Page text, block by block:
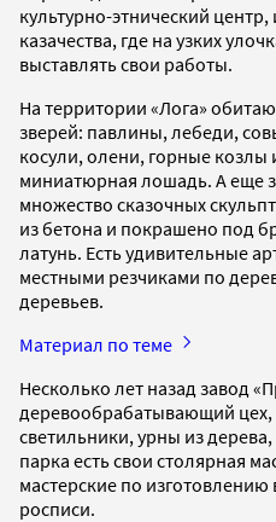
культурно-этнический
казачества, где на узких
выставлять свои работы.
На территории «Лога»
зверей: павлины, лебеди,
косули, олени, горные козлы
миниатюрная лошадь. А еще
множество сказочных
из бетона и покрашено под
латунь. Есть удивительные
местными резчиками по
деревьев.
Материал по теме
Несколько лет назад завод
деревообрабатывающий цех,
светильники, урны из
парка есть свои столярная
мастерские по
росписи.